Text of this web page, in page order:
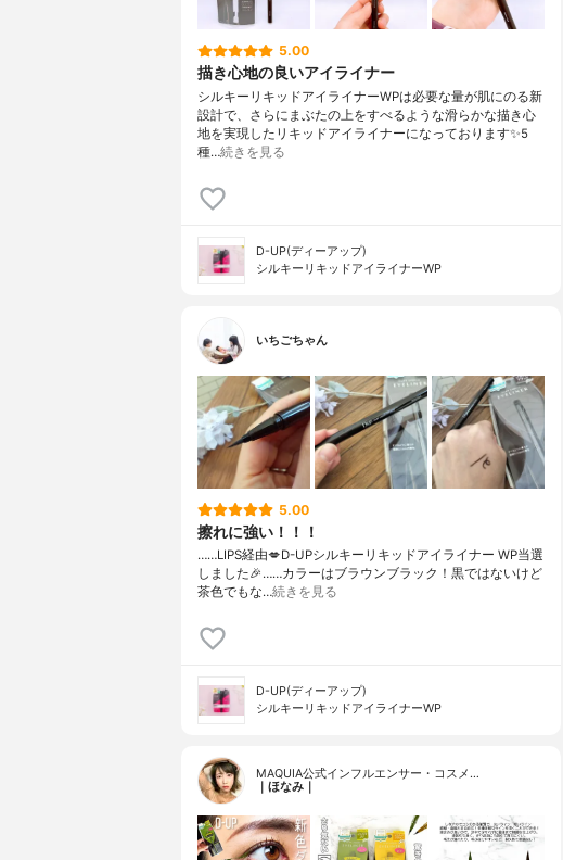
5.00
描き心地の良いアイライナー
シルキーリキッドアイライナーWPは必要な量が肌にのる新
設計で、さらにまぶたの上をすべるような滑らかな描き心
地を実現したリキッドアイライナーになっております✨5
種…続きを見る
D-UP(ディーアップ)
シルキーリキッドアイライナーWP
いちごちゃん
5.00
擦れに強い！！！
……⁡⁡LIPS経由💋⁡⁡D-UP⁡⁡シルキーリキッドアイライナー WP⁡⁡当選
しました🎉⁡⁡……⁡⁡カラーはブラウンブラック！⁡⁡黒ではないけど⁡⁡
茶色でもな…続きを見る
D-UP(ディーアップ)
シルキーリキッドアイライナーWP
MAQUIA公式インフルエンサー・コスメ…
｜ほなみ｜